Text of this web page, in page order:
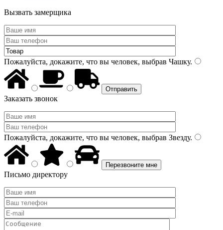
Вызвать замерщика
Пожалуйста, докажите, что вы человек, выбрав Чашку.
Заказать звонок
Пожалуйста, докажите, что вы человек, выбрав Звезду.
Письмо директору